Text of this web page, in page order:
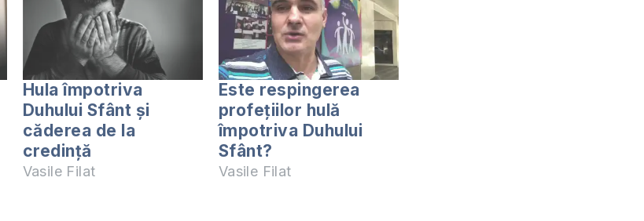
Hula împotriva
Duhului Sfânt și
căderea de la
credință
Vasile Filat
Este respingerea
profețiilor hulă
împotriva Duhului
Sfânt?
Vasile Filat